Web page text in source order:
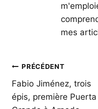
mes
Navigation
de
l’article
PRÉCÉDENT
Fabio Jiménez, trois
épis, première Puerta